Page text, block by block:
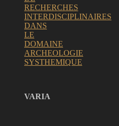
RECHERCHES
INTERDISCIPLINAIRES
DANS
LE
DOMAINE
ARCHEOLOGIE
SYSTHEMIQUE
VARIA